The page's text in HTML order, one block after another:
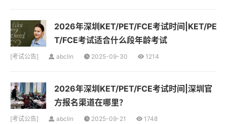
2026年深圳KET/PET/FCE考试时间|KET/PE
T/FCE考试适合什么段年龄考试
[考试公告] abclin 2025-09-30 1214
2026年深圳KET/PET/FCE考试时间|深圳官
方报名渠道在哪里？
[考试公告] abclin 2025-09-21 1748